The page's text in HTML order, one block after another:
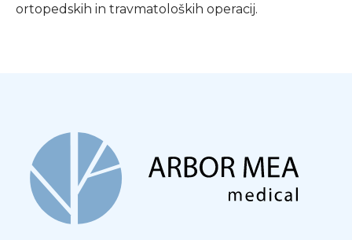
ortopedskih in travmatoloških operacij.